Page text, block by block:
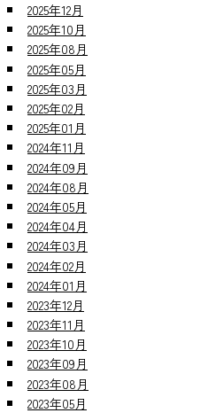
2025年12月
2025年10月
2025年08月
2025年05月
2025年03月
2025年02月
2025年01月
2024年11月
2024年09月
2024年08月
2024年05月
2024年04月
2024年03月
2024年02月
2024年01月
2023年12月
2023年11月
2023年10月
2023年09月
2023年08月
2023年05月